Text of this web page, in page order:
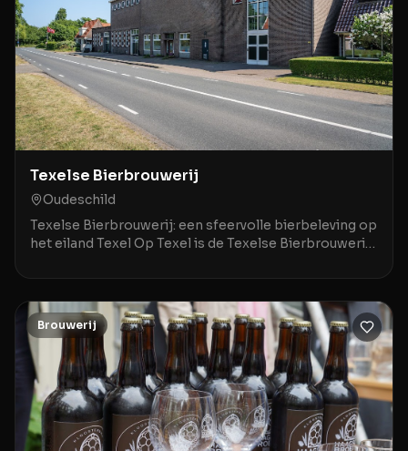
Texelse Bierbrouwerij
Oudeschild
Texelse Bierbrouwerij: een sfeervolle bierbeleving op
het eiland Texel Op Texel is de Texelse Bierbrouwerij
Brouwerij